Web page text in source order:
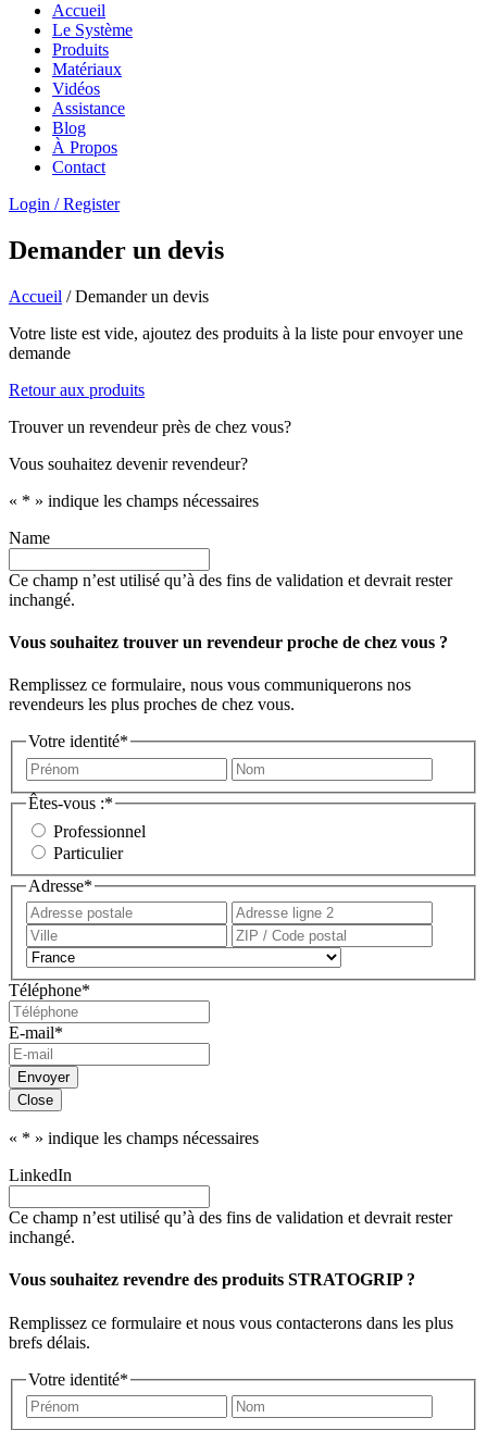
Accueil
Le Système
Produits
Matériaux
Vidéos
Assistance
Blog
À Propos
Contact
Login / Register
Demander un devis
Accueil /Demander un devis
Votre liste est vide, ajoutez des produits à la liste pour envoyer une
demande
Retour aux produits
Trouver un revendeur près de chez vous?
Vous souhaitez devenir revendeur?
« * » indique les champs nécessaires
Name
Ce champ n’est utilisé qu’à des fins de validation et devrait rester
inchangé.
Vous souhaitez trouver un revendeur proche de chez vous ?
Remplissez ce formulaire, nous vous communiquerons nos
revendeurs les plus proches de chez vous.
Votre identité*
Prénom
Êtes-vous :*
Professionnel
Particulier
Adresse*
Adresse
postale
Ville
Téléphone*
E-mail*
Close
« * » indique les champs nécessaires
LinkedIn
Ce champ n’est utilisé qu’à des fins de validation et devrait rester
inchangé.
Vous souhaitez revendre des produits STRATOGRIP ?
Remplissez ce formulaire et nous vous contacterons dans les plus
brefs délais.
Votre identité*
Prénom